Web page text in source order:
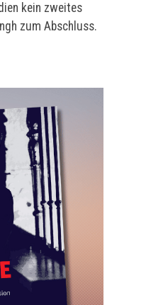
kein zweites
zum Abschluss.